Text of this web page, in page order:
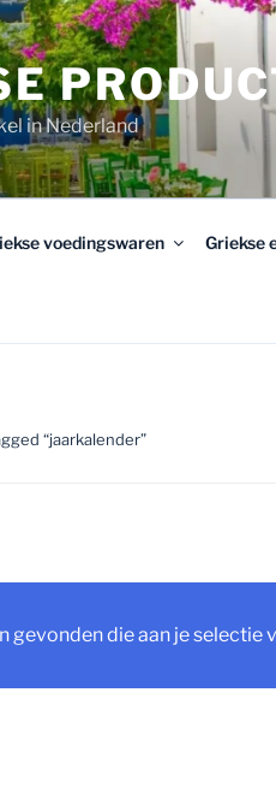
in Nederland
voedingswaren Griekse
“jaarkalender”
gevonden die aan je selectie